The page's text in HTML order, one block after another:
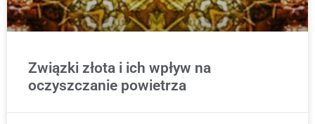
Związki złota i ich wpływ na
oczyszczanie powietrza